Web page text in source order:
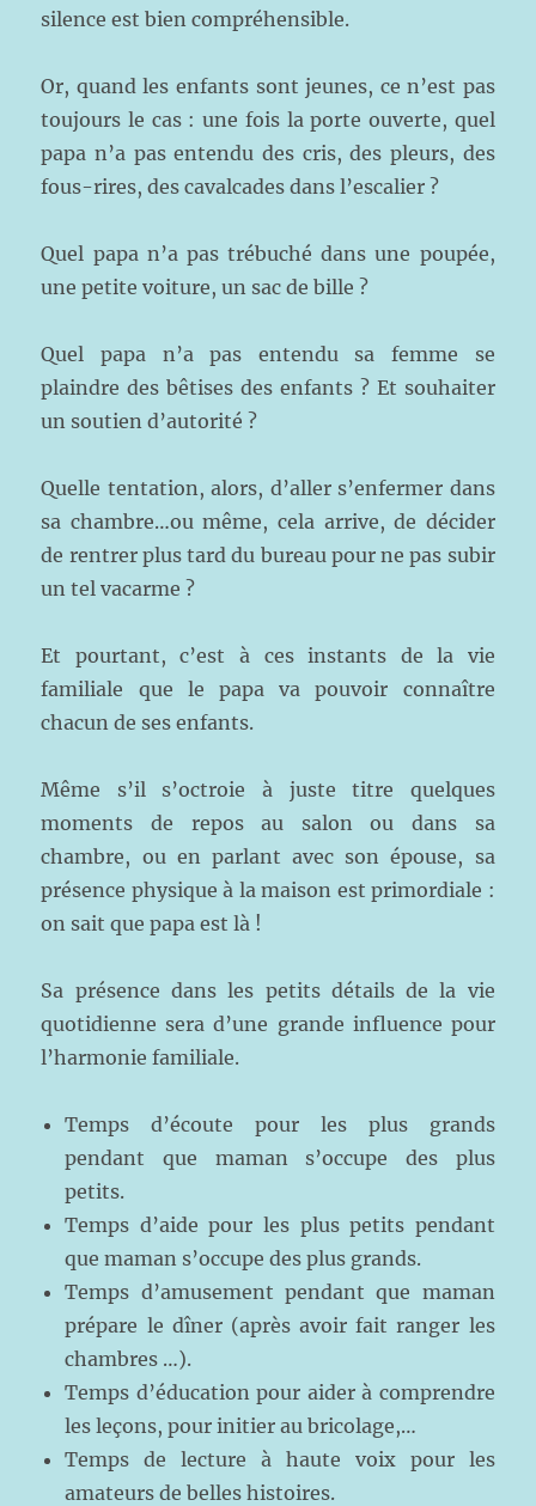
silence est bien compréhensible.
Or, quand les enfants sont jeunes, ce n’est pas
toujours le cas : une fois la porte ouverte, quel
papa n’a pas entendu des cris, des pleurs, des
fous-rires, des cavalcades dans l’escalier ?
Quel papa n’a pas trébuché dans une poupée,
une petite voiture, un sac de bille ?
Quel papa n’a pas entendu sa femme se
plaindre des bêtises des enfants ? Et souhaiter
un soutien d’autorité ?
Quelle tentation, alors, d’aller s’enfermer dans
sa chambre…ou même, cela arrive, de décider
de rentrer plus tard du bureau pour ne pas subir
un tel vacarme ?
Et pourtant, c’est à ces instants de la vie
familiale que le papa va pouvoir connaître
chacun de ses enfants.
Même s’il s’octroie à juste titre quelques
moments de repos au salon ou dans sa
chambre, ou en parlant avec son épouse, sa
présence physique à la maison est primordiale :
on sait que papa est là !
Sa présence dans les petits détails de la vie
quotidienne sera d’une grande influence pour
l’harmonie familiale.
Temps d’écoute pour les plus grands
pendant que maman s’occupe des plus
petits.
Temps d’aide pour les plus petits pendant
que maman s’occupe des plus grands.
Temps d’amusement pendant que maman
prépare le dîner (après avoir fait ranger les
chambres …).
Temps d’éducation pour aider à comprendre
les leçons, pour initier au bricolage,…
Temps de lecture à haute voix pour les
amateurs de belles histoires.